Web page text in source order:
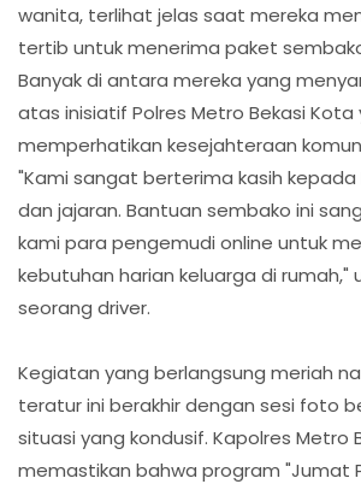
wanita, terlihat jelas saat mereka
tertib untuk menerima paket
Banyak di antara mereka yang
atas inisiatif Polres Metro Bekasi Kota
memperhatikan kesejahteraan
"Kami sangat berterima kasih kepada
dan jajaran. Bantuan sembako ini
kami para pengemudi online untuk
kebutuhan harian keluarga di rumah,"
seorang driver.
Kegiatan yang berlangsung meriah
teratur ini berakhir dengan sesi foto
situasi yang kondusif. Kapolres Metro
memastikan bahwa program "Jumat